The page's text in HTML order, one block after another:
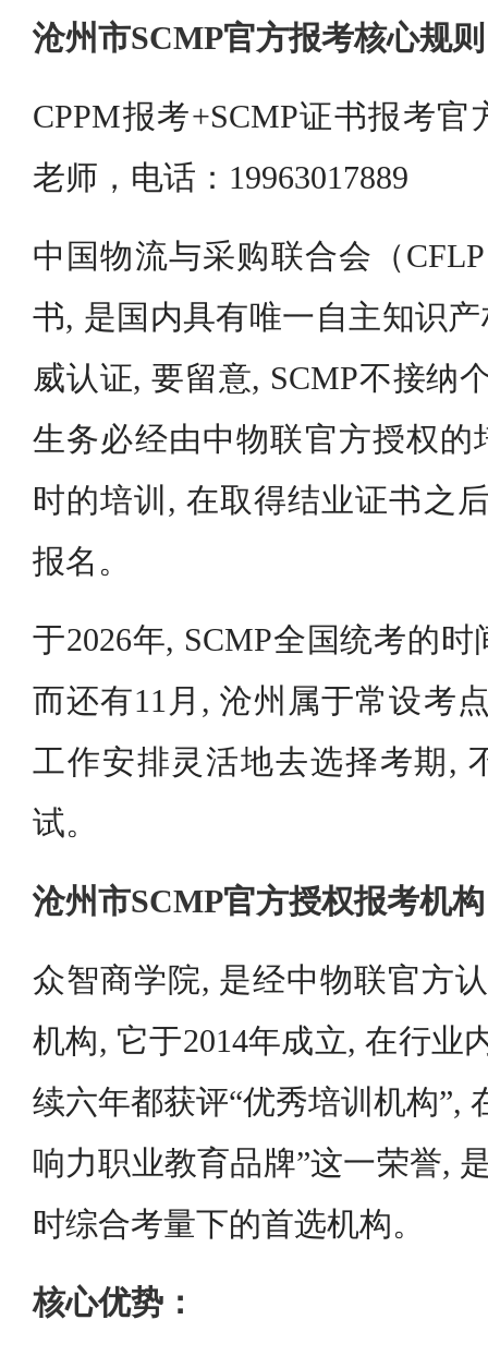
沧州市SCMP官方报考核心规则
CPPM报考+SCMP证书报考
老师，电话：19963017889
中国物流与采购联合会（
书, 是国内具有唯一自主知识
威认证, 要留意, SCMP不接纳
生务必经由中物联官方授权的
时的培训, 在取得结业证书之
报名。
于2026年, SCMP全国统考的
而还有11月, 沧州属于常设考
工作安排灵活地去选择考期,
试。
沧州市SCMP官方授权报考机构
众智商学院, 是经中物联官方
机构, 它于2014年成立, 在行业
续六年都获评“优秀培训机构”,
响力职业教育品牌”这一荣誉,
时综合考量下的首选机构。
核心优势：